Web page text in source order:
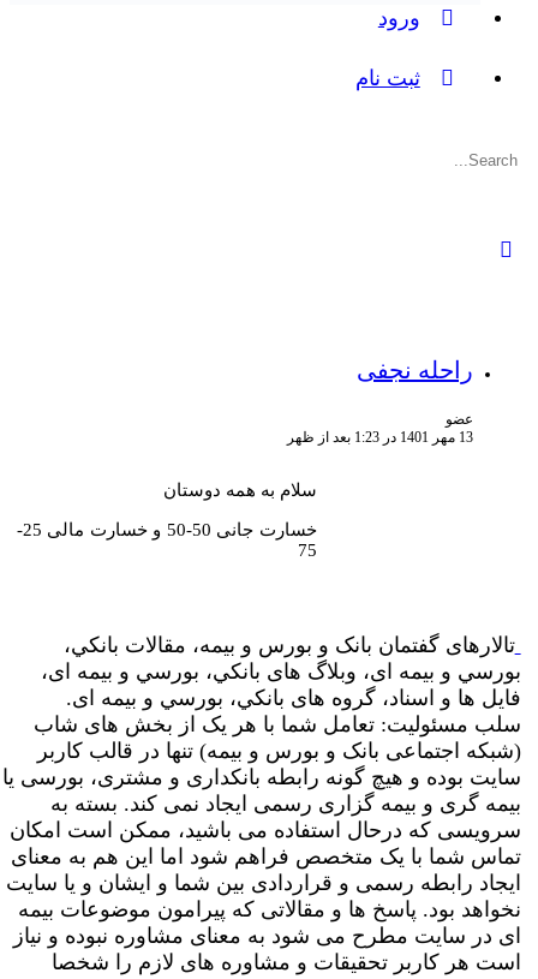
ورود
ثبت نام
جستجوی:
راحله نجفی
عضو
13 مهر 1401 در 1:23 بعد از ظهر
سلام به همه دوستان
خسارت جانی 50-50 و خسارت مالی 25-
75
تالارهای گفتمان بانک و بورس و بیمه، مقالات بانکي،
بورسي و بیمه ای، وبلاگ های بانکي، بورسي و بیمه ای،
فایل ها و اسناد، گروه های بانکي، بورسي و بیمه ای.
سلب مسئولیت: تعامل شما با هر یک از بخش های شاب
(شبکه اجتماعی بانک و بورس و بیمه) تنها در قالب کاربر
سایت بوده و هیچ گونه رابطه بانکداری و مشتری، بورسی یا
بیمه گری و بیمه گزاری رسمی ایجاد نمی کند. بسته به
سرویسی که درحال استفاده می باشید، ممکن است امکان
تماس شما با یک متخصص فراهم شود اما این هم به معنای
ایجاد رابطه رسمی و قراردادی بین شما و ایشان و یا سایت
نخواهد بود. پاسخ ها و مقالاتی که پیرامون موضوعات بیمه
ای در سایت مطرح می شود به معنای مشاوره نبوده و نیاز
است هر کاربر تحقیقات و مشاوره های لازم را شخصا